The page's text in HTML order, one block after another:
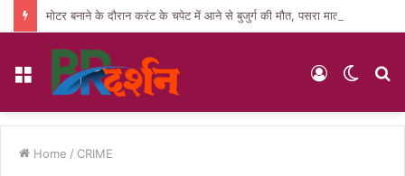
मोटर बनाने के दौरान करंट के चपेट में आने से बुजुर्ग की मौत, पसरा मातम
Menu
Switch
Log
Home / CRIME